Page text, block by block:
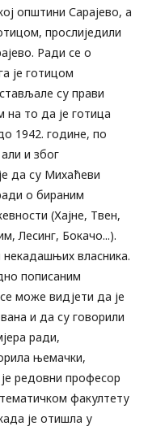
општини Сарајево, а
прослиједили
Ради се о
је готицом
су прави
на то да је готица
1942. године, по
и због
да су Михаћеви
о бираним
(Хајне, Твен,
Лесинг, Бокачо...).
власника.
пописаним
може видјети да је
и да су говорили
ради,
њемачки,
је редовни професор
факултету
је отишла у